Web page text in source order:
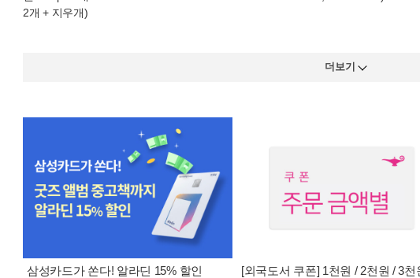
2개 + 지우개)
더보기
삼성카드가 쏜다! 알라딘 15% 할인
[외국도서 쿠폰] 1천원 / 2천원 / 3천